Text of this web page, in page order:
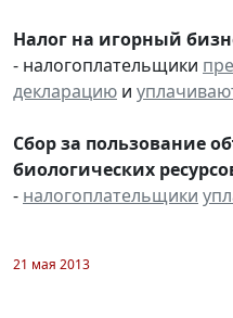
Налог на игорный
- налогоплательщики
декларацию и
Сбор за пользование
биологических
- налогоплательщики
21 мая 2013